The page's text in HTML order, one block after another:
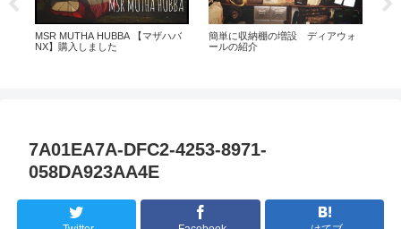
新しいヘキサゴンテーブルが登
場！これひとつあれば色々なレイ
片手サイズの電動ミル コーヒーメ
ーカー -BRUNO BOE080-
7A01EA7A-DFC2-4253-8971-
058DA923AA4E